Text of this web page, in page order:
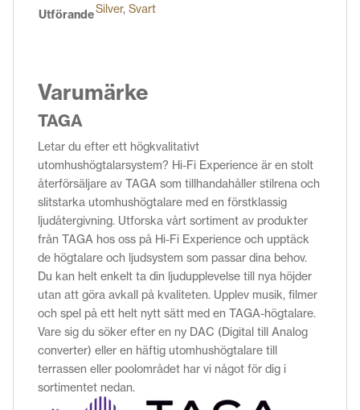
UtförandeSilver, Svart
Varumärke
TAGA
Letar du efter ett högkvalitativt
utomhushögtalarsystem? Hi-Fi Experience är en stolt
återförsäljare av TAGA som tillhandahåller stilrena och
slitstarka utomhushögtalare med en förstklassig
ljudåtergivning. Utforska vårt sortiment av produkter
från TAGA hos oss på Hi-Fi Experience och upptäck
de högtalare och ljudsystem som passar dina behov.
Du kan helt enkelt ta din ljudupplevelse till nya höjder
utan att göra avkall på kvaliteten. Upplev musik, filmer
och spel på ett helt nytt sätt med en TAGA-högtalare.
Vare sig du söker efter en ny DAC (Digital till Analog
converter) eller en häftig utomhushögtalare till
terrassen eller poolområdet har vi något för dig i
sortimentet nedan.